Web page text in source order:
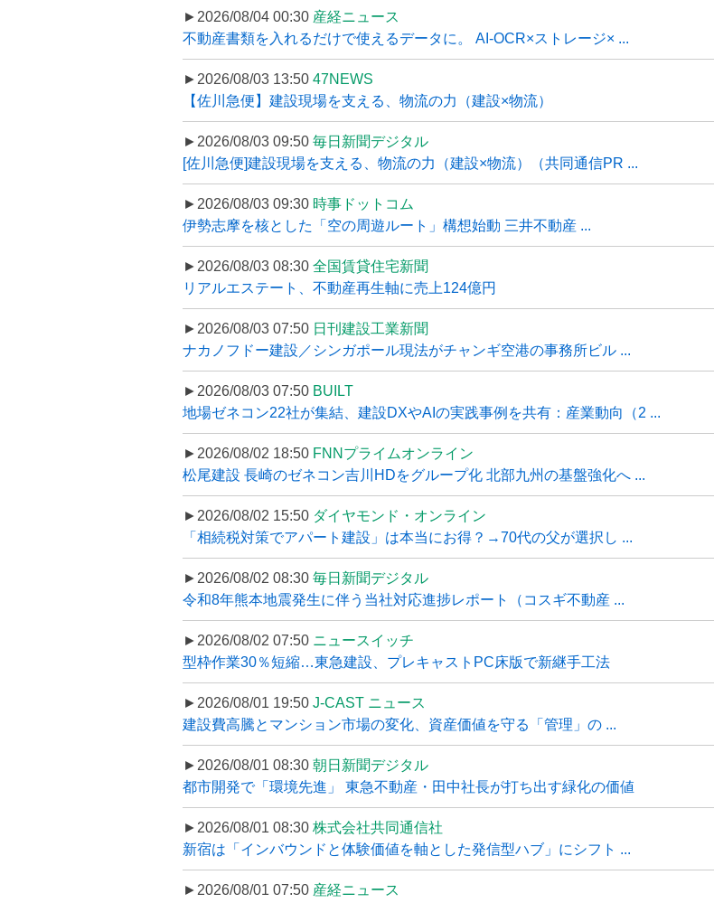
►2026/08/04 00:30 産経ニュース
不動産書類を入れるだけで使えるデータに。 AI-OCR×ストレージ× ...
►2026/08/03 13:50 47NEWS
【佐川急便】建設現場を支える、物流の力（建設×物流）
►2026/08/03 09:50 毎日新聞デジタル
[佐川急便]建設現場を支える、物流の力（建設×物流）（共同通信PR ...
►2026/08/03 09:30 時事ドットコム
伊勢志摩を核とした「空の周遊ルート」構想始動 三井不動産 ...
►2026/08/03 08:30 全国賃貸住宅新聞
リアルエステート、不動産再生軸に売上124億円
►2026/08/03 07:50 日刊建設工業新聞
ナカノフドー建設／シンガポール現法がチャンギ空港の事務所ビル ...
►2026/08/03 07:50 BUILT
地場ゼネコン22社が集結、建設DXやAIの実践事例を共有：産業動向（2 ...
►2026/08/02 18:50 FNNプライムオンライン
松尾建設 長崎のゼネコン吉川HDをグループ化 北部九州の基盤強化へ ...
►2026/08/02 15:50 ダイヤモンド・オンライン
「相続税対策でアパート建設」は本当にお得？→70代の父が選択し ...
►2026/08/02 08:30 毎日新聞デジタル
令和8年熊本地震発生に伴う当社対応進捗レポート（コスギ不動産 ...
►2026/08/02 07:50 ニュースイッチ
型枠作業30％短縮…東急建設、プレキャストPC床版で新継手工法
►2026/08/01 19:50 J-CAST ニュース
建設費高騰とマンション市場の変化、資産価値を守る「管理」の ...
►2026/08/01 08:30 朝日新聞デジタル
都市開発で「環境先進」 東急不動産・田中社長が打ち出す緑化の価値
►2026/08/01 08:30 株式会社共同通信社
新宿は「インバウンドと体験価値を軸とした発信型ハブ」にシフト ...
►2026/08/01 07:50 産経ニュース